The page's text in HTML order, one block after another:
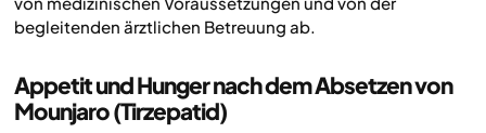
begleitenden ärztlichen Betreuung ab.
Appetit und Hunger nach dem Absetzen von
Mounjaro (Tirzepatid)